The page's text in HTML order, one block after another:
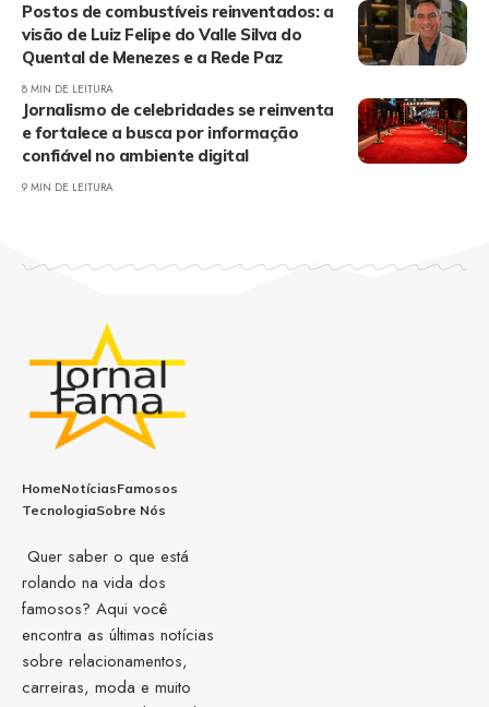
Postos de combustíveis reinventados: a
visão de Luiz Felipe do Valle Silva do
Quental de Menezes e a Rede Paz
8 MIN DE LEITURA
Jornalismo de celebridades se reinventa
e fortalece a busca por informação
confiável no ambiente digital
9 MIN DE LEITURA
HomeNotíciasFamosos
TecnologiaSobre Nós
Quer saber o que está
rolando na vida dos
famosos? Aqui você
encontra as últimas notícias
sobre relacionamentos,
carreiras, moda e muito